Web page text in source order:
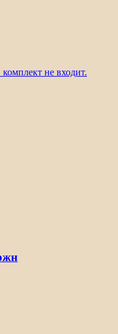
не входит.